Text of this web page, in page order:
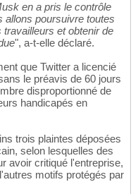
en a pris le contrôle
allons poursuivre toutes
et obtenir de
", a-t-elle déclaré.
que Twitter a licencié
le préavis de 60 jours
disproportionné de
handicapés en
trois plaintes déposées
selon lesquelles des
avoir critiqué l'entreprise,
motifs protégés par